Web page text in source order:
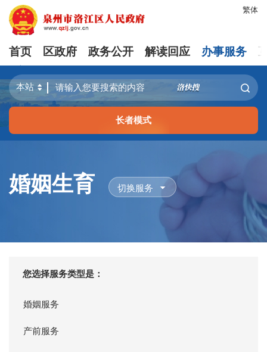
繁体
首页 区政府 政务公开 解读回应 办事服务
长者模式
婚姻生育 切换服务
您选择服务类型是：
婚姻服务
产前服务